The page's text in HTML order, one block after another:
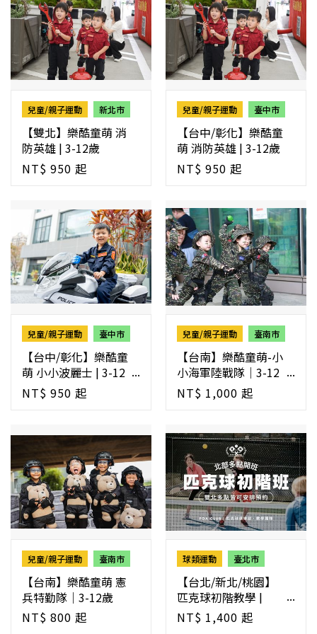
兒童/親子運動 新北市
【雙北】樂酷童萌 消
防英雄 | 3-12歲
NT$ 950 起
兒童/親子運動 臺中市
【台中/彰化】樂酷童
萌 消防英雄 | 3-12歲
NT$ 950 起
兒童/親子運動 臺中市
【台中/彰化】樂酷童
萌 小小波麗士 | 3-12
歲
NT$ 950 起
兒童/親子運動 臺南市
【台南】樂酷童萌-小
小海軍陸戰隊｜3-12
歲
NT$ 1,000 起
兒童/親子運動 臺南市
【台南】樂酷童萌 憲
兵特勤隊｜3-12歲
NT$ 800 起
球類運動 臺北市
【台北/新北/桃園】
匹克球初階教學 |
POA CLUB
NT$ 1,400 起